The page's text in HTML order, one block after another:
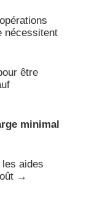
nécessitent
être
minimal
aides
→